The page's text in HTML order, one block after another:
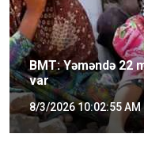
BMT: Yəməndə 22
var
8/3/2026 10:02:55 AM